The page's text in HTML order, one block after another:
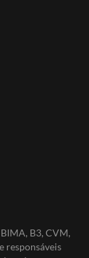
B3, CVM,
responsáveis